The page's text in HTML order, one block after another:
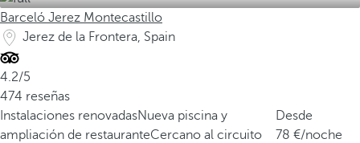
Barceló Jerez Montecastillo
Jerez de la Frontera, Spain
4.2/5
474 reseñas
Instalaciones renovadasNueva piscina y
ampliación de restauranteCercano al circuito
Desde
78
/noche